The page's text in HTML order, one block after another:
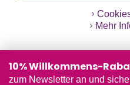
Mehr
10% Willkommens-
zum Newsletter an und